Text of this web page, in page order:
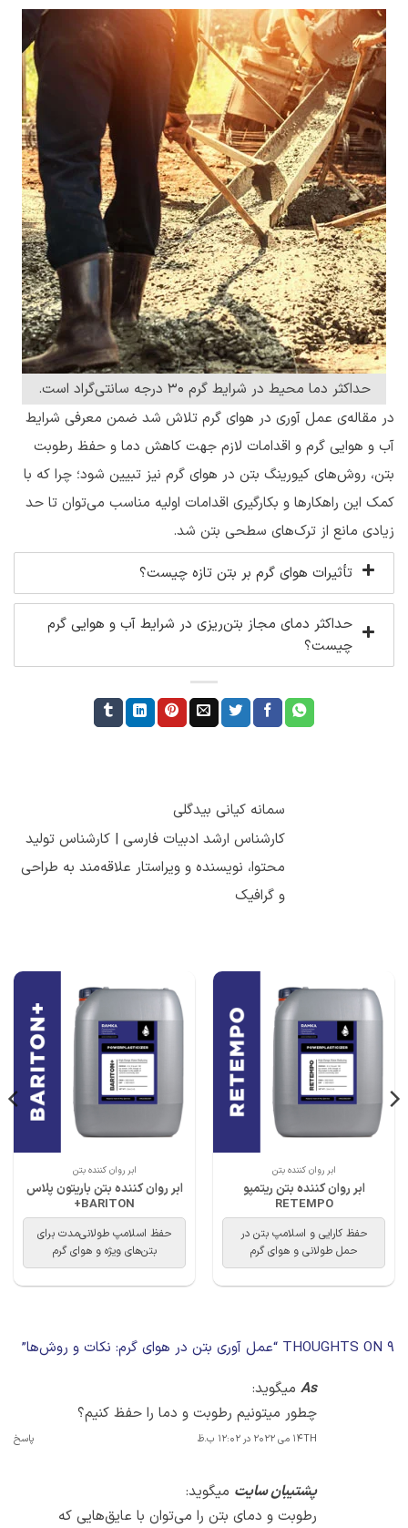
حداکثر دما محیط در شرایط گرم ۳۰ درجه سانتی‌گراد است.
در مقاله‌ی عمل آوری در هوای گرم تلاش شد ضمن معرفی شرایط
آب و هوایی گرم و اقدامات لازم جهت کاهش دما و حفظ رطوبت
بتن، روش‌های کیورینگ بتن در هوای گرم نیز تبیین شود؛ چرا که با
کمک این راهکارها و بکارگیری اقدامات اولیه مناسب می‌توان تا حد
زیادی مانع از ترک‌های سطحی بتن شد.
تأثیرات هوای گرم بر بتن تازه چیست؟
حداکثر دمای مجاز بتن‌ریزی در شرایط آب و هوایی گرم
چیست؟
سمانه کیانی بیدگلی
کارشناس ارشد ادبیات فارسی | کارشناس تولید
محتوا، نویسنده و ویراستار علاقه‌مند به طراحی
و گرافیک
ابر روان کننده بتن
ابر روان کننده بتن ریتمپو
RETEMPO
حفظ کارایی و اسلامپ بتن در
حمل طولانی و هوای گرم
ابر روان کننده بتن
ابر روان کننده بتن باریتون پلاس
BARITON+
حفظ اسلامپ طولانی‌مدت برای
بتن‌های ویژه و هوای گرم
9 THOUGHTS ON “ عمل آوری بتن در هوای گرم: نکات و روش‌ها”
As میگوید:
چطور میتونیم رطوبت و دما را حفظ کنیم؟
14TH می 2022 در 12:02 ب.ظ پاسخ
پشتیبان سایت میگوید:
رطوبت و دمای بتن را می‌توان با عایق‌هایی که